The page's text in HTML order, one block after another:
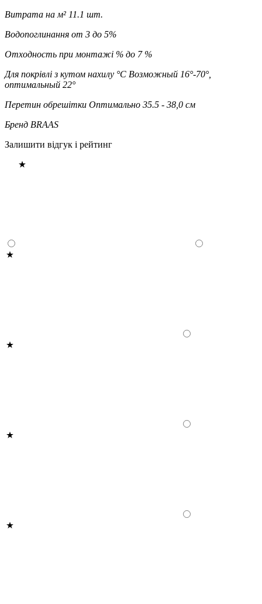
Витрата на м² 11.1 шт.
Водопоглинання от 3 до 5%
Отходность при монтажі % до 7 %
Для покрівлі з кутом нахилу °C Возможный 16°-70°,
оптимальный 22°
Перетин обрешітки Оптимально 35.5 - 38,0 см
Бренд BRAAS
Залишити відгук і рейтинг